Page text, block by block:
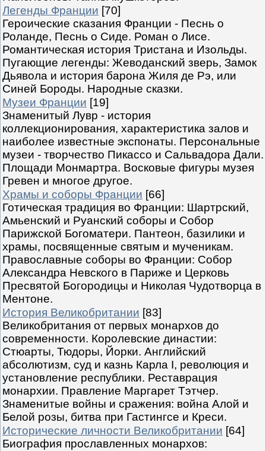
Легенды Франции [70]
Героические сказания Франции - Песнь о
Роланде, Песнь о Сиде. Роман о Лисе.
Романтическая история Тристана и Изольды.
Пугающие легенды: Жеводанский зверь, Замок
Дьявола и история барона Жиля де Рэ, или
Синей Бороды. Народные сказки.
Музеи Франции [19]
Знаменитый Лувр - история
коллекционирования, характеристика залов и
наиболее известные экспонаты. Персональные
музеи - творчество Пикассо и Сальвадора Дали.
Площади Монмартра. Восковые фигуры музея
Гревен и многое другое.
Храмы и соборы Франции [66]
Готическая традиция во Франции: Шартрский,
Амьенский и Руанский соборы и Собор
Парижской Богоматери. Пантеон, базилики и
храмы, посвященные святым и мученикам.
Православные соборы во Франции: Собор
Александра Невского в Париже и Церковь
Пресвятой Богородицы и Николая Чудотворца в
Ментоне.
История Великобритании [83]
Великобритания от первых монархов до
современности. Королевские династии:
Стюарты, Тюдоры, Йорки. Английский
абсолютизм, суд и казнь Карла I, революция и
установление республики. Реставрация
монархии. Правление Маргарет Тэтчер.
Знаменитые войны и сражения: война Алой и
Белой розы, битва при Гастингсе и Креси.
Исторические личности Великобритании [64]
Биография прославленных монархов: